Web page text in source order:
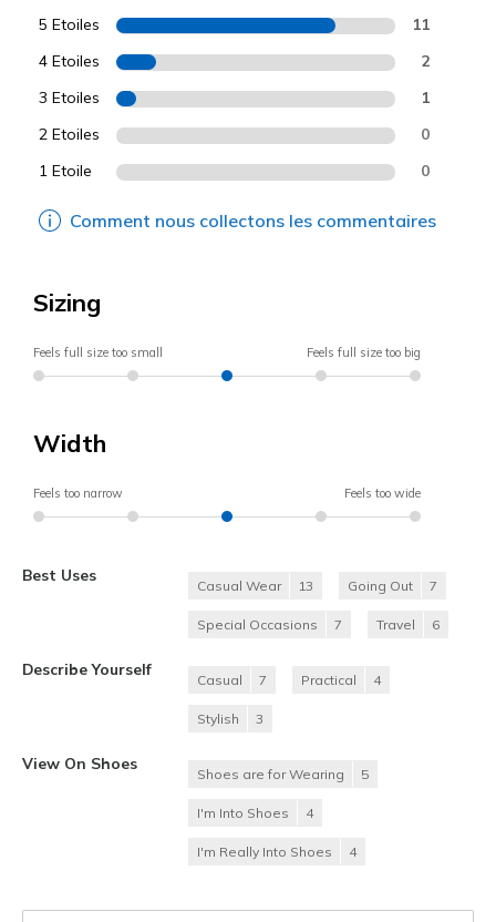
5 Etoiles 11
4 Etoiles 2
3 Etoiles 1
2 Etoiles 0
1 Etoile 0
Comment nous collectons les commentaires
Sizing
Feels full size too small Feels full size too big
Width
Feels too narrow Feels too wide
Best Uses
Casual Wear 13 Going Out 7
Special Occasions 7 Travel 6
Describe Yourself
Casual 7 Practical 4
Stylish 3
View On Shoes
Shoes are for Wearing 5
I'm Into Shoes 4
I'm Really Into Shoes 4